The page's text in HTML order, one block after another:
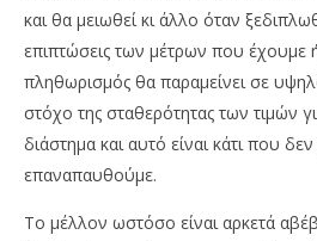
και θα μειωθεί κι άλλο όταν
επιπτώσεις των μέτρων που
πληθωρισμός θα παραμείνει σε
στόχο της σταθερότητας των τιμών
διάστημα και αυτό είναι κάτι που
επαναπαυθούμε.
Το μέλλον ωστόσο είναι αρκετά